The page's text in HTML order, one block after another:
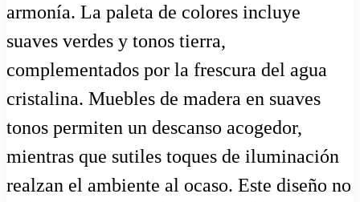
armonía. La paleta de colores incluye
suaves verdes y tonos tierra,
complementados por la frescura del agua
cristalina. Muebles de madera en suaves
tonos permiten un descanso acogedor,
mientras que sutiles toques de iluminación
realzan el ambiente al ocaso. Este diseño no